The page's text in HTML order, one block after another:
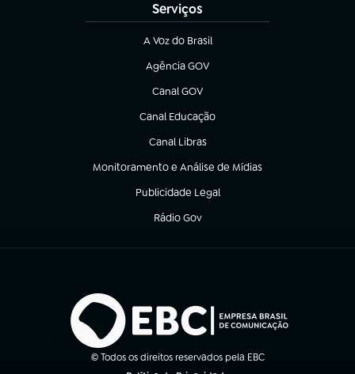
Serviços
A Voz do Brasil
(abre em nova aba)
Agência GOV
(abre em nova aba)
Canal GOV
(abre em nova aba)
Canal Educação
(abre em nova aba)
Canal Libras
(abre em nova aba)
Monitoramento e Análise de Mídias
(abre em nova aba)
Publicidade Legal
(abre em nova aba)
Rádio Gov
(abre em nova aba)
© Todos os direitos reservados pela EBC